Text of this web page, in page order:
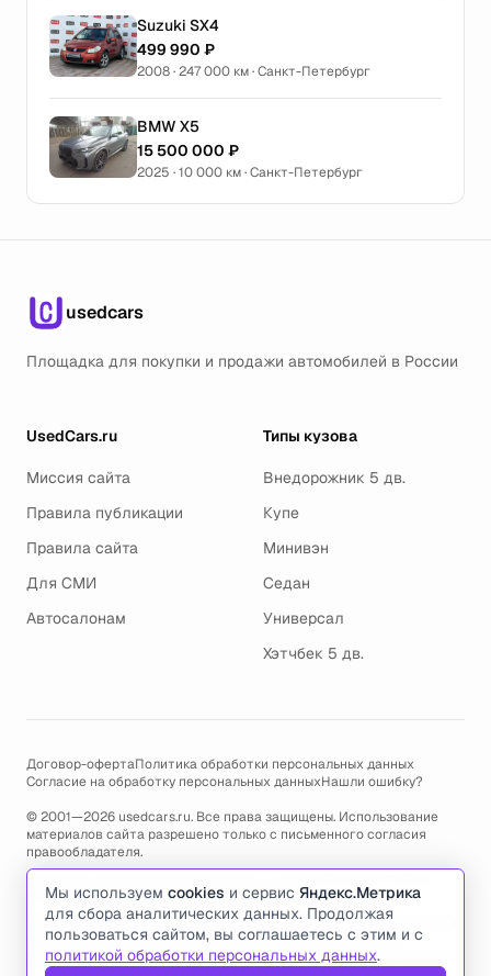
Suzuki SX4
499 990 ₽
2008 · 247 000 км · Санкт-Петербург
BMW X5
15 500 000 ₽
2025 · 10 000 км · Санкт-Петербург
usedcars
Площадка для покупки и продажи автомобилей в России
UsedCars.ru
Миссия сайта
Правила публикации
Правила сайта
Для СМИ
Автосалонам
Типы кузова
Внедорожник 5 дв.
Купе
Минивэн
Седан
Универсал
Хэтчбек 5 дв.
Договор-офертаПолитика обработки персональных данных
Согласие на обработку персональных данныхНашли ошибку?
© 2001—2026 usedcars.ru. Все права защищены. Использование
материалов сайта разрешено только с письменного согласия
правообладателя.
Пользуясь сайтом, вы соглашаетесь с использованием cookies и
политикой обработки персональных данных.
По всем вопросам связанным с работой сайта, ошибками, глюками
и проблемами обращайтесь по адресу электронной почты
support@usedcars.ruили пишите в телеграм@usedcarsru_support
Мы используем cookies и сервис Яндекс.Метрика
для сбора аналитических данных. Продолжая
пользоваться сайтом, вы соглашаетесь с этим и с
политикой обработки персональных данных.